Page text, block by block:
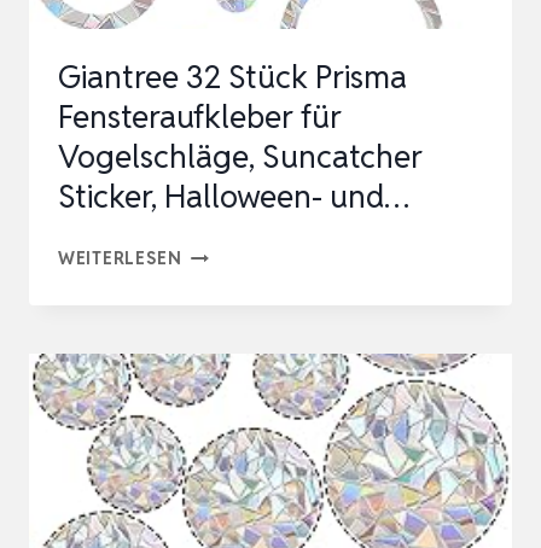
Giantree 32 Stück Prisma
Fensteraufkleber für
Vogelschläge, Suncatcher
Sticker, Halloween- und…
WEITERLESEN GIANTREE
PRISMA
FENSTERAUFKLEBER
FÜR
VOGELSCHLÄGE,
SUNCATCHER